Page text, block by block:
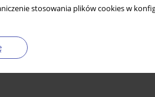
stosowania plików cookies w